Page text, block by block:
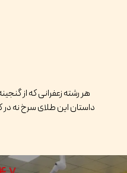
هر رشته زعفرانی که از
داستان این طلای سرخ نه